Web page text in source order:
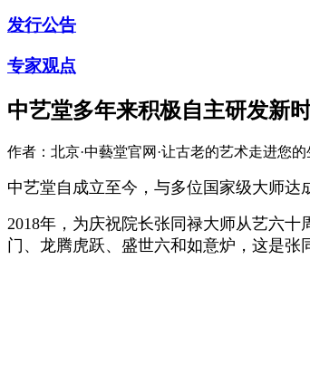
发行公告
专家观点
中艺堂多年来积极自主研发新
作者：北京·中藝堂官网·让古老的艺术走进您的
中艺堂自成立至今，与多位国家级大师达
2018年，为庆祝院长张同禄大师从艺六十
门、龙腾虎跃、盛世六和如意炉，这是张